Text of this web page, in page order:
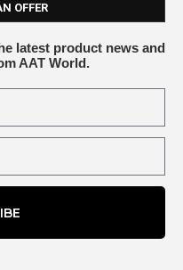
OFFER
latest product news and
AAT World.